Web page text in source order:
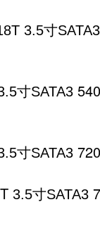
3.5寸
寸SATA3
寸SATA3
3.5寸SATA3